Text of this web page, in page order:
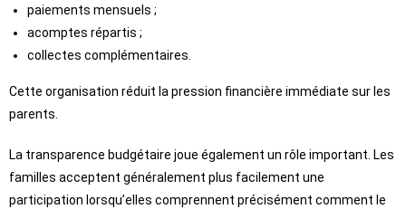
paiements mensuels ;
acomptes répartis ;
collectes complémentaires.
Cette organisation réduit la pression financière immédiate sur les
parents.
La transparence budgétaire joue également un rôle important. Les
familles acceptent généralement plus facilement une
participation lorsqu’elles comprennent précisément comment le